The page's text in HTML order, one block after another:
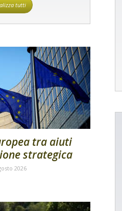
tutti
tra aiuti
strategica
2026